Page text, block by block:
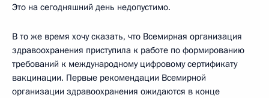
Это на сегодняшний день недопустимо.
В то же время хочу сказать, что Всемирная организация
здравоохранения приступила к работе по формированию
требований к международному цифровому сертификату
вакцинации. Первые рекомендации Всемирной
организации здравоохранения ожидаются в конце